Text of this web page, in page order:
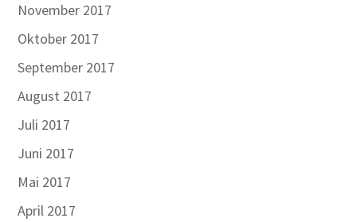
November 2017
Oktober 2017
September 2017
August 2017
Juli 2017
Juni 2017
Mai 2017
April 2017